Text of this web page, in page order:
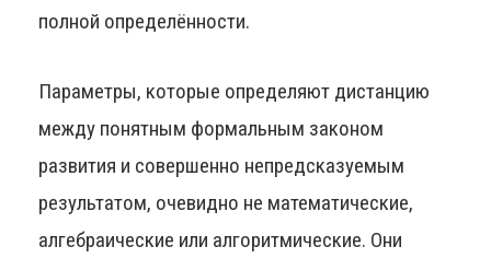
полной определённости.
Параметры, которые определяют дистанцию
между понятным формальным законом
развития и совершенно непредсказуемым
результатом, очевидно не математические,
алгебраические или алгоритмические. Они